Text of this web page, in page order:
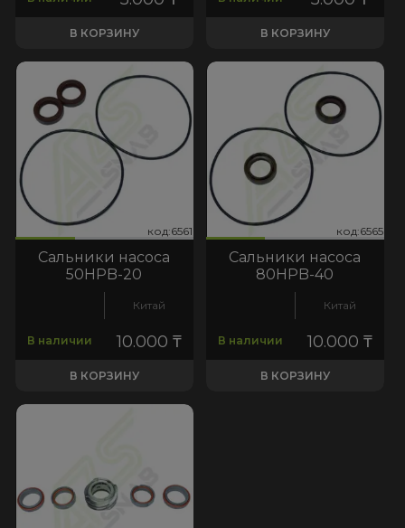
В КОРЗИНУ В КОРЗИНУ
код:6561 код:6561
Сальники насоса
50HPB-20
Китай
В наличии 10.000 ₸
В КОРЗИНУ
код:6565 код:6565
Сальники насоса
80HPB-40
Китай
В наличии 10.000 ₸
В КОРЗИНУ